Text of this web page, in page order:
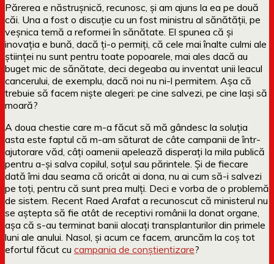
Părerea e năstrușnică, recunosc, și am ajuns la ea pe două
căi. Una a fost o discuție cu un fost ministru al sănătății, pe
veșnica temă a reformei în sănătate. El spunea că și
inovația e bună, dacă ți-o permiți, că cele mai înalte culmi ale
științei nu sunt pentru toate popoarele, mai ales dacă au
buget mic de sănătate, deci degeaba au inventat unii leacul
cancerului, de exemplu, dacă noi nu ni-l permitem. Așa că
trebuie să facem niște alegeri: pe cine salvezi, pe cine lași să
moară?
A doua chestie care m-a făcut să mă gândesc la soluția
asta este faptul că m-am săturat de câte campanii de într-
ajutorare văd, câți oamenii apelează disperați la mila publică
pentru a-și salva copilul, soțul sau părintele. Și de fiecare
dată îmi dau seama că oricât ai dona, nu ai cum să-i salvezi
pe toți, pentru că sunt prea mulți. Deci e vorba de o problemă
de sistem. Recent Raed Arafat a recunoscut că ministerul nu
se aștepta să fie atât de receptivi românii la donat organe,
așa că s-au terminat banii alocați transplanturilor din primele
luni ale anului. Nasol, și acum ce facem, aruncăm la coș tot
efortul făcut cu campania de conștientizare?